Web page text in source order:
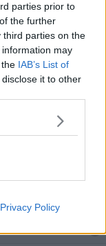
parties prior to
the further
third parties on the
information may
IAB’s List of
it to other
Privacy Policy
di merito
parole
gli eventi
Agnolucci
di Cimabue